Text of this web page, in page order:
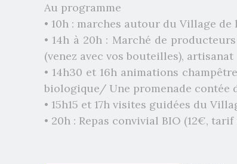
Au programme
• 10h : marches autour du Village
• 14h à 20h : Marché de
(venez avec vos bouteilles), artisanat
• 14h30 et 16h animations
biologique/ Une promenade
• 15h15 et 17h visites guidées du
• 20h : Repas convivial BIO (12€,